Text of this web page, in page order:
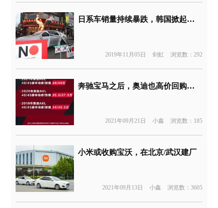
日系车销量持续暴跌，韩国掀起抵制日货运动
2019年11月05日 剑虹 浏览数：292
奔驰宝马之后，奥迪也高价回购二手车
2021年09月21日 小鑫 浏览数：185
小米或收购宝沃，在北京/武汉建厂
2021年09月13日 小鑫 浏览数：3605